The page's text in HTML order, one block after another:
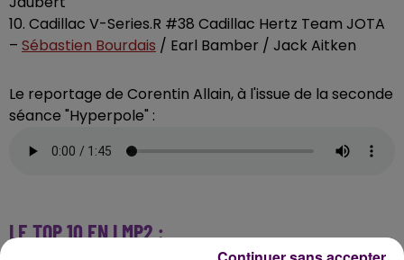
10. Cadillac V-Series.R #38 Cadillac Hertz Team JOTA
– Sébastien Bourdais / Earl Bamber / Jack Aitken
Le reportage de Corentin Allain, à l'issue de la seconde
séance "Hyperpole" :
LE TOP 10 EN LMP2 :